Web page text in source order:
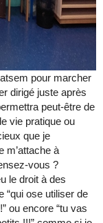
pour marcher
dirigé juste après
peut-être de
vie pratique ou
que je
m’attache à
vous ?
le droit à des
“qui ose utiliser de
ou encore “tu vas